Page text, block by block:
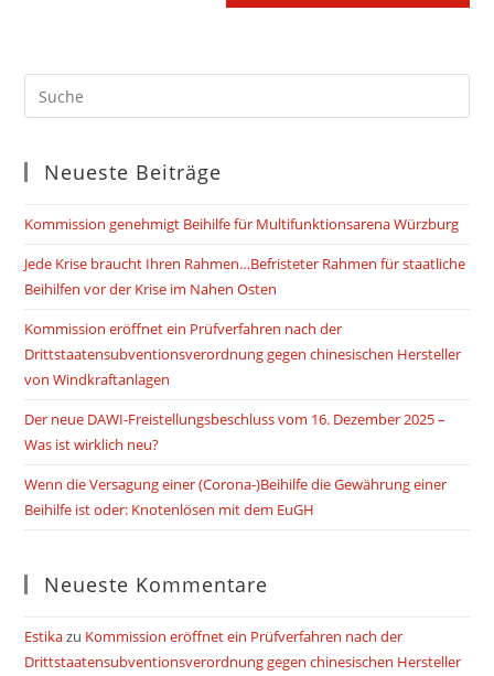
Neueste Beiträge
Kommission genehmigt Beihilfe für Multifunktionsarena Würzburg
Jede Krise braucht Ihren Rahmen…Befristeter Rahmen für staatliche
Beihilfen vor der Krise im Nahen Osten
Kommission eröffnet ein Prüfverfahren nach der
Drittstaatensubventionsverordnung gegen chinesischen Hersteller
von Windkraftanlagen
Der neue DAWI-Freistellungsbeschluss vom 16. Dezember 2025 –
Was ist wirklich neu?
Wenn die Versagung einer (Corona-)Beihilfe die Gewährung einer
Beihilfe ist oder: Knotenlösen mit dem EuGH
Neueste Kommentare
Estikazu Kommission eröffnet ein Prüfverfahren nach der
Drittstaatensubventionsverordnung gegen chinesischen Hersteller